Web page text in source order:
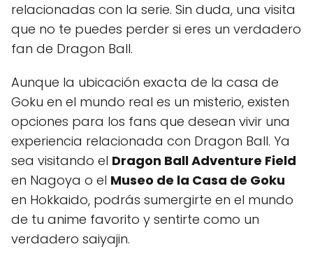
relacionadas con la serie. Sin duda, una visita
que no te puedes perder si eres un verdadero
fan de Dragon Ball.
Aunque la ubicación exacta de la casa de
Goku en el mundo real es un misterio, existen
opciones para los fans que desean vivir una
experiencia relacionada con Dragon Ball. Ya
sea visitando el Dragon Ball Adventure Field
en Nagoya o el Museo de la Casa de Goku
en Hokkaido, podrás sumergirte en el mundo
de tu anime favorito y sentirte como un
verdadero saiyajin.